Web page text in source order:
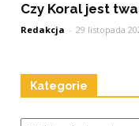
Czy Koral jest
Redakcja - 29 listopada
Kategorie
Kategorie